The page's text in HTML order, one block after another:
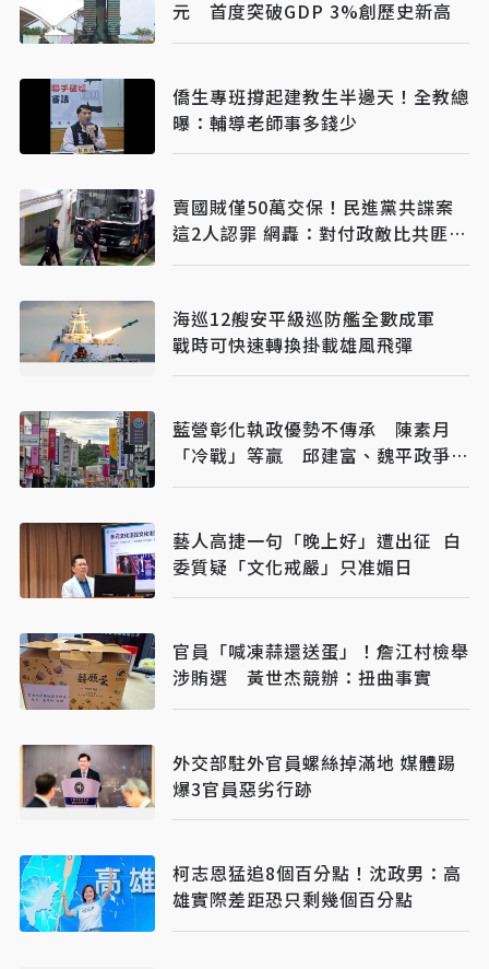
元 首度突破GDP 3%創歷史新高
僑生專班撐起建教生半邊天！全教總
曝：輔導老師事多錢少
賣國賊僅50萬交保！民進黨共諜案
這2人認罪 網轟：對付政敵比共匪還
狠
海巡12艘安平級巡防艦全數成軍
戰時可快速轉換掛載雄風飛彈
藍營彰化執政優勢不傳承 陳素月
「冷戰」等贏 邱建富、魏平政爭棄
保突圍
藝人高捷一句「晚上好」遭出征 白
委質疑「文化戒嚴」只准媚日
官員「喊凍蒜還送蛋」！詹江村檢舉
涉賄選 黃世杰競辦：扭曲事實
外交部駐外官員螺絲掉滿地 媒體踢
爆3官員惡劣行跡
柯志恩猛追8個百分點！沈政男：高
雄實際差距恐只剩幾個百分點